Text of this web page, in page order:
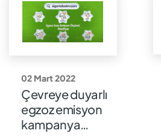
02 Mart 2022
Çevreye duyarlı
egzoz emisyon
kampanya